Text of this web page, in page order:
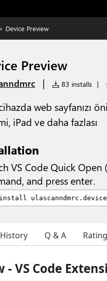
Device Preview
Preview
| 83 installs |
web sayfanızı
iPad ve daha fazlası
VS Code Quick Open (
and press enter.
Q & A
- VS Code